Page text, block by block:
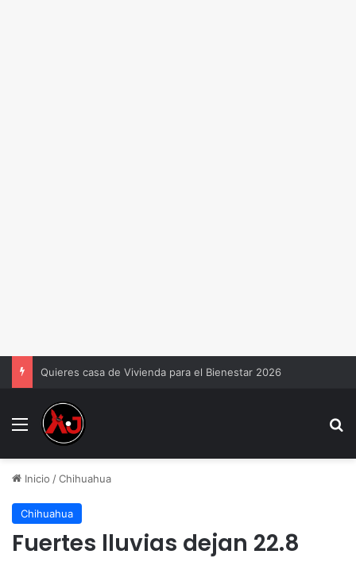
Quieres casa de Vivienda para el Bienestar 2026
Menu
Inicio /Chihuahua
Chihuahua
Fuertes lluvias dejan 22.8